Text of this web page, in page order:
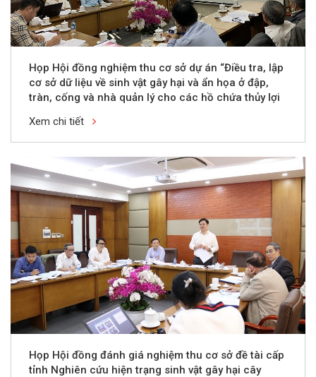
Họp Hội đồng nghiệm thu cơ sở dự án “Điều tra, lập
cơ sở dữ liệu về sinh vật gây hại và ẩn họa ở đập,
tràn, cống và nhà quản lý cho các hồ chứa thủy lợi
Xem chi tiết
Họp Hội đồng đánh giá nghiệm thu cơ sở đề tài cấp
tỉnh Nghiên cứu hiện trạng sinh vật gây hại cây